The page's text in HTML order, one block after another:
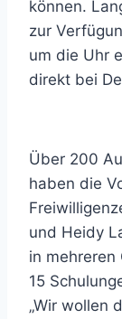
können.
zur
um die Uhr
direkt bei
Über 200
haben die
und Heidy
in mehreren
15
„Wir wollen